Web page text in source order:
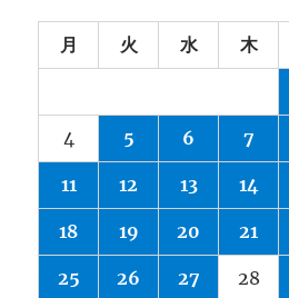
月 火 水 木
4 5 6 7
11 12 13 14
18 19 20 21
25 26 27 28